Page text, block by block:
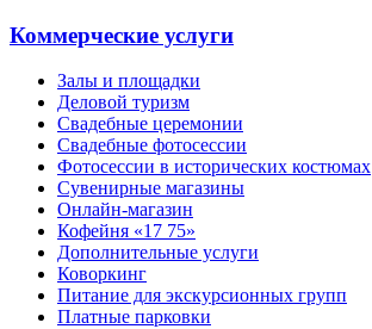
Коммерческие услуги
Залы и площадки
Деловой туризм
Свадебные церемонии
Свадебные фотосессии
Фотосессии в исторических костюмах
Сувенирные магазины
Онлайн-магазин
Кофейня «17 75»
Дополнительные услуги
Коворкинг
Питание для экскурсионных групп
Платные парковки